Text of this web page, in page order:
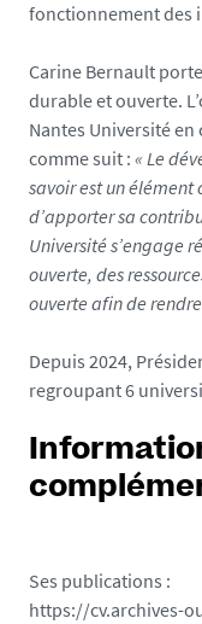
fonctionnement des
Carine Bernault
durable et ouverte.
Nantes Université en
comme suit : « Le
savoir est un élément
d’apporter sa
Université s’engage
ouverte, des
ouverte afin de
Depuis 2024,
regroupant 6
Ses publications :
https://cv.archives-